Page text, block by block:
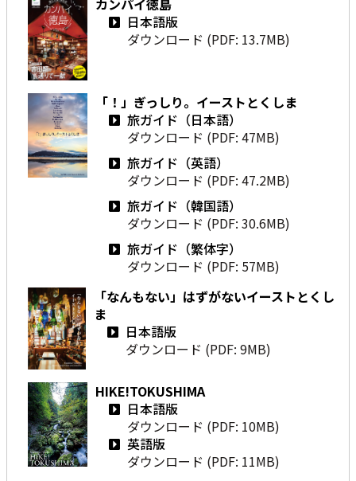
カンパイ徳島
日本語版
ダウンロード (PDF: 13.7MB)
「！」ぎっしり。イーストとくしま
旅ガイド（日本語）
ダウンロード (PDF: 47MB)
旅ガイド（英語）
ダウンロード (PDF: 47.2MB)
旅ガイド（韓国語）
ダウンロード (PDF: 30.6MB)
旅ガイド（繁体字）
ダウンロード (PDF: 57MB)
「なんもない」はずがないイーストとくし
ま
日本語版
ダウンロード (PDF: 9MB)
HIKE!TOKUSHIMA
日本語版
ダウンロード (PDF: 10MB)
英語版
ダウンロード (PDF: 11MB)